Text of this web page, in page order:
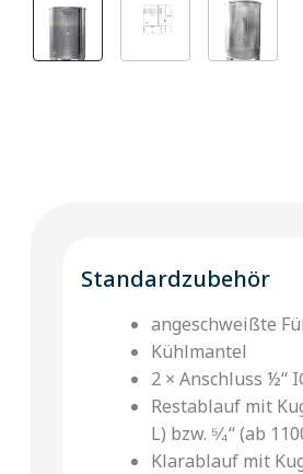
Standardzubehör
angeschweißte
Kühlmantel
2 × Anschluss
Restablauf mit
L) bzw. ⁵⁄₄‘‘ (ab
Klarablauf mit